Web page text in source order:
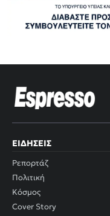
ΕΙΔΉΣΕΙΣ
Ρεπορτάζ
Πολιτική
Κόσμος
Cover Story